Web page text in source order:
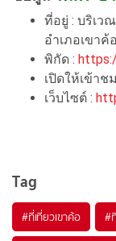
ที่อยู่ : บริเว
อำเภอเขา
พิกัด :
เปิดให้เข้าช
เว็บไซต์ :
Tag
#ที่เที่ยวเขาค้อ #